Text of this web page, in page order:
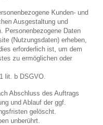
Kunden- und
Ausgestaltung und
Personenbezogene Daten
(Nutzungsdaten) erheben,
erforderlich ist, um dem
zu ermöglichen oder
lit. b DSGVO.
Abschluss des Auftrags
und Ablauf der ggf.
gelöscht.
unberührt.